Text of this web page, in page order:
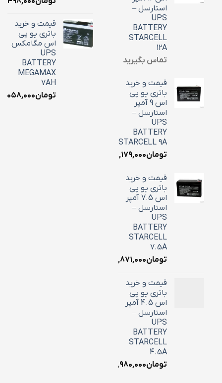
استارسل –
UPS
BATTERY
STARCELL
12A
تماس بگیرید
قیمت و خرید
باتری یو پی
اس 9 آمپر
استارسل –
UPS
BATTERY
STARCELL 9A
تومان۳,۱۷۹,۰۰۰
قیمت و خرید
باتری یو پی
اس 7.5 آمپر
استارسل –
UPS
BATTERY
STARCELL
7.5A
تومان۲,۸۷۱,۰۰۰
قیمت و خرید
باتری یو پی
اس 4.5 آمپر
استارسل –
UPS
BATTERY
STARCELL
4.5A
تومان۱,۹۸۰,۰۰۰
قیمت و خرید
باتری یو پی
اس مگامکس
UPS
BATTERY
MEGAMAX
7AH
تومان